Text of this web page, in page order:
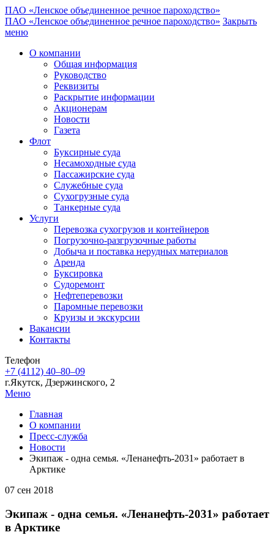
ПАО «Ленское объединенное речное пароходство»
ПАО «Ленское объединенное речное пароходство» Закрыть
меню
О компании
Общая информация
Руководство
Реквизиты
Раскрытие информации
Акционерам
Новости
Газета
Флот
Буксирные суда
Несамоходные суда
Пассажирские суда
Служебные суда
Сухогрузные суда
Танкерные суда
Услуги
Перевозка сухогрузов и контейнеров
Погрузочно-разгрузочные работы
Добыча и поставка нерудных материалов
Аренда
Буксировка
Судоремонт
Нефтеперевозки
Паромные перевозки
Круизы и экскурсии
Вакансии
Контакты
Телефон
+7 (4112) 40‒80‒09
г.Якутск, Дзержинского, 2
Меню
Главная
О компании
Пресс-служба
Новости
Экипаж - одна семья. «Ленанефть-2031» работает в
Арктике
07 сен 2018
Экипаж - одна семья. «Ленанефть-2031» работает
в Арктике